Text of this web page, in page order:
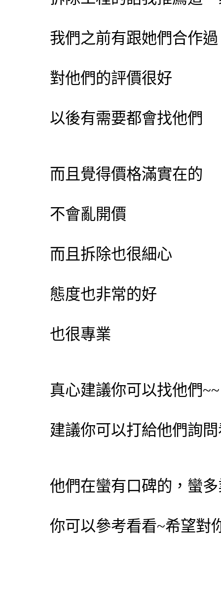
我們之前有跟她們合作過
對他們的評價很好
以後有需要都會找他們
而且覺得價格滿實在的
不會亂開價
而且拆除也很細心
態度也非常的好
也很專業
真心建議你可以找他們~~
建議你可以打給他們詢
他們在蠻有口碑的，蠻
你可以參考看看~希望對